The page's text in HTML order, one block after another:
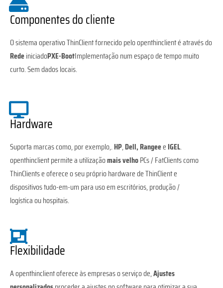
Componentes do cliente
O sistema operativo ThinClient fornecido pelo openthinclient é através do
RedeiniciadoPXE-BootImplementação num espaço de tempo muito
curto. Sem dados locais.
Hardware
Suporta marcas como, por exemplo,.HP,Dell, RangeeeIGEL.
openthinclient permite a utilizaçãomais velhoPCs / FatClients como
ThinClients e oferece o seu próprio hardware de ThinClient e
dispositivos tudo-em-um para uso em escritórios, produção /
logística ou hospitais.
Flexibilidade
A openthinclient oferece às empresas o serviço de,Ajustes